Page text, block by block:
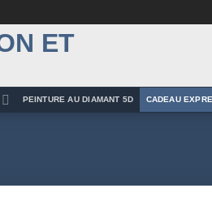
PEINTURE AU DIAMANT 5D CADEAU